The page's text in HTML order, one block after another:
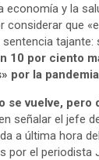
economía y la
considerar que
tajante:
10 por ciento
por la
se vuelve, pero
señalar el jefe
a última hora
por el periodista